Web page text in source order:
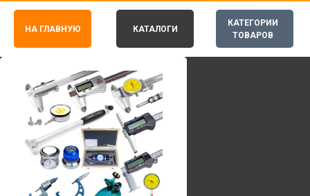
КАТЕГОРИИ
ТОВАРОВ
НА ГЛАВНУЮ КАТАЛОГИ